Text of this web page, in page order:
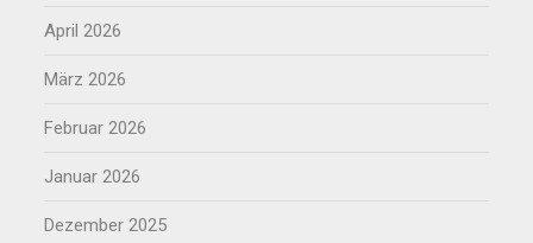
April 2026
März 2026
Februar 2026
Januar 2026
Dezember 2025